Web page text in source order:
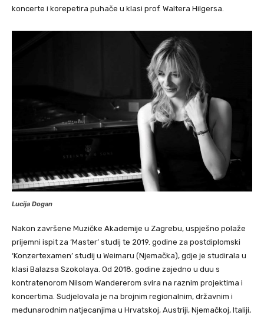
koncerte i korepetira puhače u klasi prof. Waltera Hilgersa.
Lucija Dogan
Nakon završene Muzičke Akademije u Zagrebu, uspješno polaže
prijemni ispit za ‘Master’ studij te 2019. godine za postdiplomski
‘Konzertexamen’ studij u Weimaru (Njemačka), gdje je studirala u
klasi Balazsa Szokolaya. Od 2018. godine zajedno u duu s
kontratenorom Nilsom Wandererom svira na raznim projektima i
koncertima. Sudjelovala je na brojnim regionalnim, državnim i
međunarodnim natjecanjima u Hrvatskoj, Austriji, Njemačkoj, Italiji,